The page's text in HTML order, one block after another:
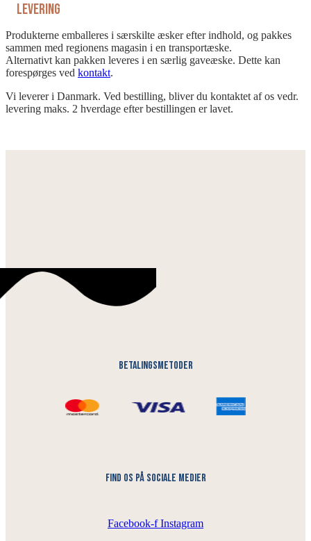
Levering
Produkterne emballeres i særskilte æsker efter indhold, og pakkes
sammen med regionens magasin i en transportæske.
Alternativt kan pakken leveres i en særlig gaveæske. Dette kan
forespørges ved kontakt.
Vi leverer i Danmark. Ved bestilling, bliver du kontaktet af os vedr.
levering maks. 2 hverdage efter bestillingen er lavet.
Betalingsmetoder
find os på sociale medier
Facebook-f Instagram